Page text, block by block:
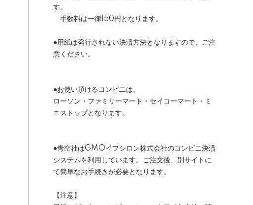
す。
手数料は一律150円となります。
●用紙は発行されない決済方法となりますので、ご注
意ください。
●お使い頂けるコンビ二は、
ローソン・ファミリーマート・セイコーマート・ミ
ニストップとなります。
●青空社はGMOイプシロン株式会社のコンビニ決済
システムを利用しています。ご注文後、別サイトに
て簡単なお手続きが必要となります。
【注意】